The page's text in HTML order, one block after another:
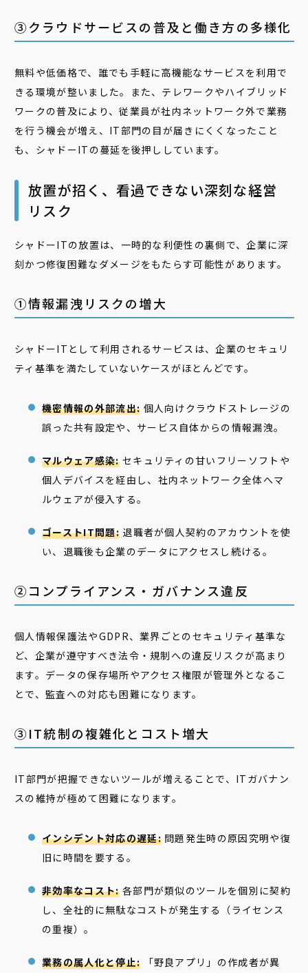
③クラウドサービスの普及と働き方の多様化
無料や低価格で、誰でも手軽に高機能なサービスを利用で
きる環境が整いました。また、テレワークやハイブリッド
ワークの普及により、従業員が社内ネットワーク外で業務
を行う機会が増え、IT部門の目が届きにくくなったこと
も、シャドーITの蔓延を後押ししています。
放置が招く、看過できない深刻な経営
リスク
シャドーITの放置は、一時的な利便性の裏側で、企業に深
刻かつ修復困難なダメージをもたらす可能性があります。
①情報漏洩リスクの増大
シャドーITとして利用されるサービスは、企業のセキュリ
ティ基準を満たしていないケースがほとんどです。
機密情報の外部流出: 個人向けクラウドストレージの
誤った共有設定や、サービス自体からの情報漏洩。
マルウェア感染:セキュリティの甘いフリーソフトや
個人デバイスを経由し、社内ネットワーク全体へマ
ルウェアが侵入する。
ゴーストIT問題:退職者が個人契約のアカウントを使
い、退職後も企業のデータにアクセスし続ける。
②コンプライアンス・ガバナンス違反
個人情報保護法やGDPR、業界ごとのセキュリティ基準な
ど、企業が遵守すべき法令・規制への違反リスクが高まり
ます。データの保存場所やアクセス権限が管理外となるこ
とで、監査への対応も困難になります。
③IT統制の複雑化とコスト増大
IT部門が把握できないツールが増えることで、ITガバナン
スの維持が極めて困難になります。
インシデント対応の遅延:問題発生時の原因究明や復
旧に時間を要する。
非効率なコスト:各部門が類似のツールを個別に契約
し、全社的に無駄なコストが発生する（ライセンス
の重複）。
業務の属人化と停止: 「野良アプリ」の作成者が異